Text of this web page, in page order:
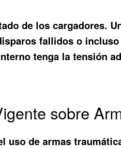
de los cargadores.
fallidos o
tenga la tensión
sobre
uso de armas